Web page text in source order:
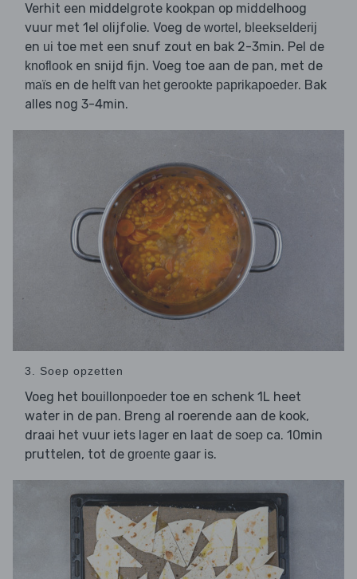
Verhit een middelgrote kookpan op middelhoog
vuur met 1el olijfolie. Voeg de wortel , bleekselderij
en ui toe met een snuf zout en bak 2-3min. Pel de
knoflook en snijd fijn. Voeg toe aan de pan, met de
maïs en de helft van het gerookte paprikapoeder. Bak
alles nog 3-4min.
3. Soep opzetten
Voeg het bouillonpoeder toe en schenk 1L heet
water in de pan. Breng al roerende aan de kook,
draai het vuur iets lager en laat de soep ca. 10min
pruttelen, tot de groente gaar is.